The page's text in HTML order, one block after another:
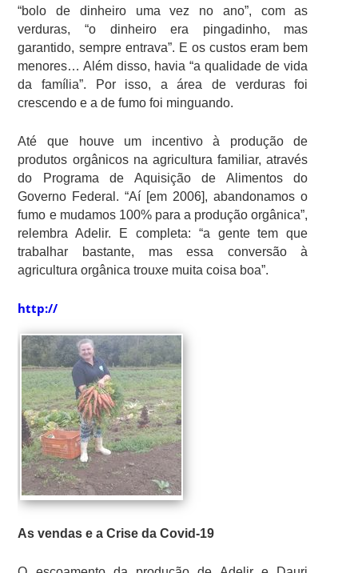
“bolo de dinheiro uma vez no ano”, com as
verduras, “o dinheiro era pingadinho, mas
garantido, sempre entrava”. E os custos eram bem
menores… Além disso, havia “a qualidade de vida
da família”. Por isso, a área de verduras foi
crescendo e a de fumo foi minguando.
Até que houve um incentivo à produção de
produtos orgânicos na agricultura familiar, através
do Programa de Aquisição de Alimentos do
Governo Federal. “Aí [em 2006], abandonamos o
fumo e mudamos 100% para a produção orgânica”,
relembra Adelir. E completa: “a gente tem que
trabalhar bastante, mas essa conversão à
agricultura orgânica trouxe muita coisa boa”.
http://
As vendas e a Crise da Covid-19